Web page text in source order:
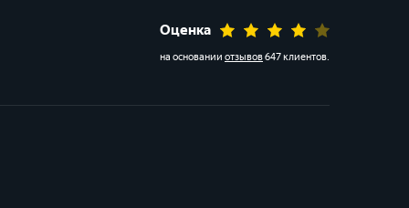
Оценка
на основании отзывов647 клиентов.